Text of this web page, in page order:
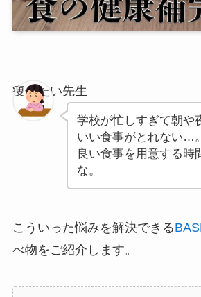
痩せたい先生
学校が忙しすぎて朝や
いい食事がとれない…
良い食事を用意する時
な。
こういった悩みを解決できる
べ物をご紹介します。